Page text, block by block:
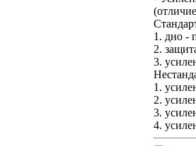
1. дно -
2.
3.
1.
2.
3.
4.